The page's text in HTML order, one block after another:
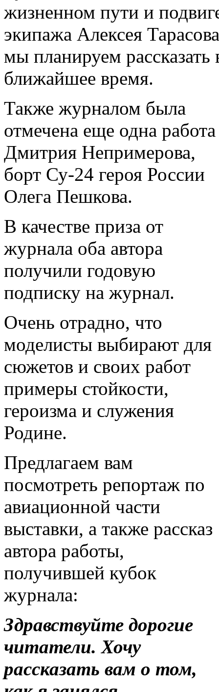
жизненном пути и
экипажа Алексея Тарасова
мы планируем рассказать
ближайшее время.
Также журналом была
отмечена еще одна работа
Дмитрия Непримерова,
борт Су-24 героя России
Олега Пешкова.
В качестве приза от
журнала оба автора
получили годовую
подписку на журнал.
Очень отрадно, что
моделисты выбирают для
сюжетов и своих работ
примеры стойкости,
героизма и служения
Родине.
Предлагаем вам
посмотреть репортаж по
авиационной части
выставки, а также рассказ
автора работы,
получившей кубок
журнала:
Здравствуйте дорогие
читатели. Хочу
рассказать вам о том,